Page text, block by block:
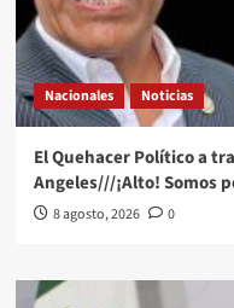
Nacionales Noticias
El Quehacer Político a
Angeles///¡Alto! Somos
8 agosto, 2026 0